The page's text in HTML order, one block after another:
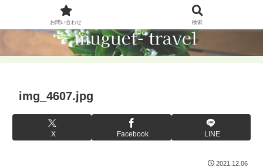
img_4607.jpg
X Facebook LINE
2021.12.06
お問い合わせ 検索